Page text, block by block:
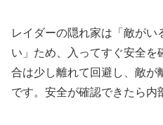
レイダーの隠れ家は「敵がい
い」ため、入ってすぐ安全
合は少し離れて回避し、敵が
です。安全が確認できたら内